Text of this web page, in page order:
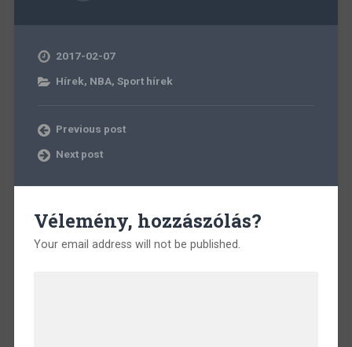
2017-02-07
Hírek, NBA, Sport hírek
Previous post
Next post
Vélemény, hozzászólás?
Your email address will not be published.